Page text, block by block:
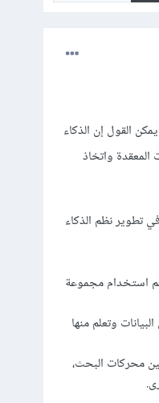
القول إن الذكاء
واتخاذ
تطوير نظم الذكاء
استخدام مجموعة
وتعلم منها
محركات البحث،